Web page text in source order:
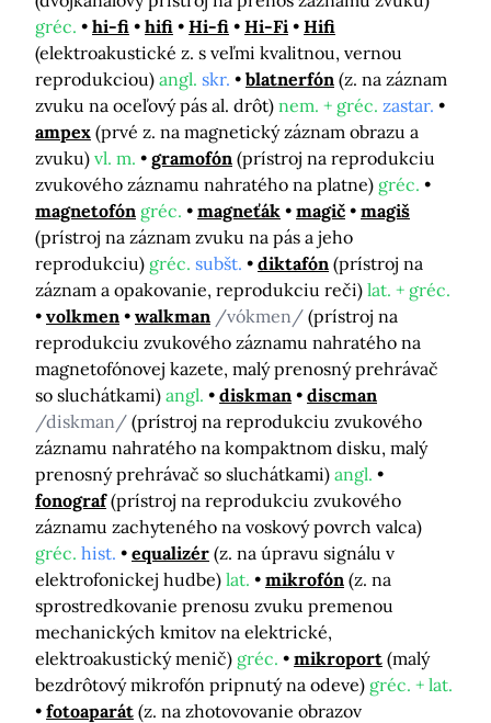
gréc.
hi-fi hifi Hi-fi Hi-Fi
Hifi
(elektroakustické z. s veľmi kvalitnou, vernou
reprodukciou) angl. skr. blatnerfón (z. na záznam
zvuku na oceľový pás al. drôt) nem. + gréc. zastar.
ampex (prvé z. na magnetický záznam obrazu a
zvuku) vl. m. gramofón (prístroj na reprodukciu
zvukového záznamu nahratého na platne) gréc.
magnetofón gréc. magneťák magič
magiš
(prístroj na záznam zvuku na pás a jeho
reprodukciu) gréc. subšt. diktafón (prístroj na
záznam a opakovanie, reprodukciu reči) lat. + gréc.
volkmen
walkman /vókmen/ (prístroj na
reprodukciu zvukového záznamu nahratého na
magnetofónovej kazete, malý prenosný prehrávač
so sluchátkami) angl. diskman
discman
/diskman/ (prístroj na reprodukciu zvukového
záznamu nahratého na kompaktnom disku, malý
prenosný prehrávač so sluchátkami) angl.
fonograf (prístroj na reprodukciu zvukového
záznamu zachyteného na voskový povrch valca)
gréc. hist. equalizér (z. na úpravu signálu v
elektrofonickej hudbe) lat. mikrofón (z. na
sprostredkovanie prenosu zvuku premenou
mechanických kmitov na elektrické,
elektroakustický menič) gréc. mikroport (malý
bezdrôtový mikrofón pripnutý na odeve) gréc. + lat.
fotoaparát (z. na zhotovovanie obrazov